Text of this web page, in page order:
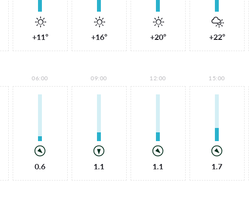
+11° +16° +20° +22°
06:00
0.6
09:00
1.1
12:00
1.1
15:00
1.7